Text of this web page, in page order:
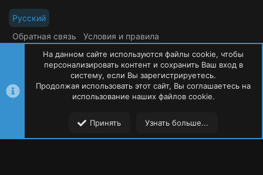
Русский
Обратная связь
Условия и правила
Политика конфиденциальности
Помощь
R
S
S
©Oxide Россия2015-2026
На данном сайте используются файлы cookie, чтобы
персонализировать контент и сохранить Ваш вход в
систему, если Вы зарегистрируетесь.
Продолжая использовать этот сайт, Вы соглашаетесь на
использование наших файлов cookie.
Принять Узнать больше...